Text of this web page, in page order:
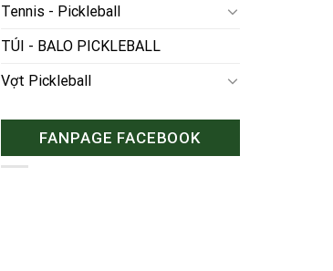
Tennis - Pickleball
TÚI - BALO PICKLEBALL
Vợt Pickleball
FANPAGE FACEBOOK